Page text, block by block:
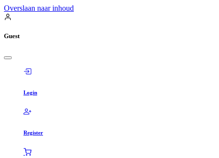
Overslaan naar inhoud
Guest
Login
Register